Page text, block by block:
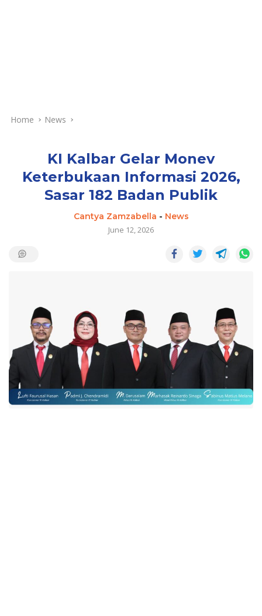
Home News
KI Kalbar Gelar Monev
Keterbukaan Informasi 2026,
Sasar 182 Badan Publik
Cantya Zamzabella - News
June 12, 2026